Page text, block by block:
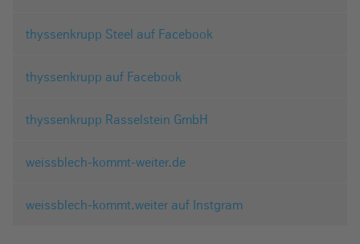
thyssenkrupp Steel auf Facebook
thyssenkrupp auf Facebook
thyssenkrupp Rasselstein GmbH
weissblech-kommt-weiter.de
weissblech-kommt.weiter auf Instgram